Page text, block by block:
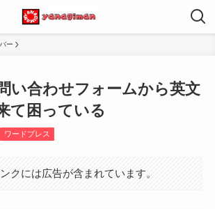
ー
い合わせフォームから英文
て困っている
ワードプレス
クには広告が含まれています。